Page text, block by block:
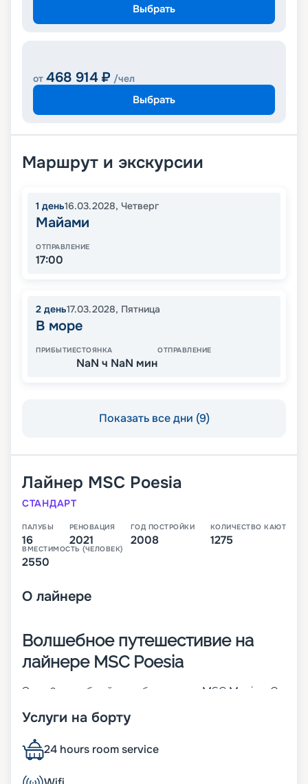
Выбрать
от 468 914 ₽ /чел
Выбрать
Маршрут и экскурсии
1 день16.03.2028, Четверг
Майами
ОТПРАВЛЕНИЕ
17:00
2 день17.03.2028, Пятница
В море
ПРИБЫТИЕСТОЯНКА
NaN ч NaN мин
ОТПРАВЛЕНИЕ
Показать все дни (9)
Лайнер MSC Poesia
СТАНДАРТ
ПАЛУБЫ
16
РЕНОВАЦИЯ
2021
ГОД ПОСТРОЙКИ
2008
КОЛИЧЕСТВО КАЮТ
1275
ВМЕСТИМОСТЬ (ЧЕЛОВЕК)
2550
О лайнере
Волшебное путешестивие на
лайнере MSC Poesia
Это 16-палубный корабль класса MSC Musica. Он
реновацию. На борту пассажиров ожидает мир
Расселение осуществляется в 1 275 кают разных
классов. При этом стоит отметить, что около 80
% из них внешние и многие оснащены
Услуги на борту
24 hours room service